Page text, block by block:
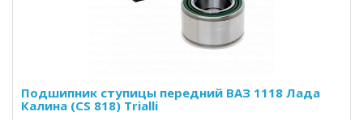
Подшипник ступицы передний ВАЗ 1118 Лада
Калина (CS 818) Trialli